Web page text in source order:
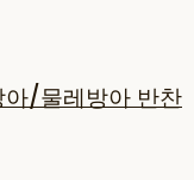
/물레방아 반찬